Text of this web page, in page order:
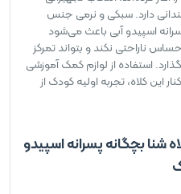
دارد. سبکی و نرمی جنس
اسپیدو آبی باعث می‌شود
ناراحتی نکند و بتواند تمرکز
استفاده از لوازم کمک آموزشی
این کلاه، تجربه اولیه کودک از
شنا بچگانه پسرانه اسپیدو